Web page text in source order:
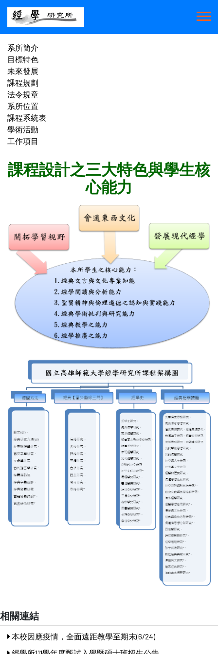
系所簡介
目標特色
未來發展
課程規劃
法令規章
系所位置
課程系統表
學術活動
工作項目
課程設計之三大特色與學生核
心能力
相關連結
本校因應疫情，全面遠距教學至期末(6/24)